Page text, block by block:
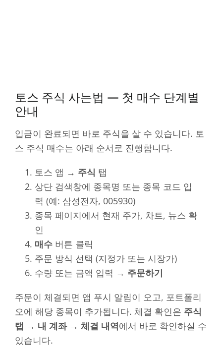
토스 주식 사는법 — 첫 매수 단계별
안내
입금이 완료되면 바로 주식을 살 수 있습니다. 토
스 주식 매수는 아래 순서로 진행합니다.
토스 앱 → 주식 탭
상단 검색창에 종목명 또는 종목 코드 입
력 (예: 삼성전자, 005930)
종목 페이지에서 현재 주가, 차트, 뉴스 확
인
매수 버튼 클릭
주문 방식 선택 (지정가 또는 시장가)
수량 또는 금액 입력 → 주문하기
주문이 체결되면 앱 푸시 알림이 오고, 포트폴리
오에 해당 종목이 추가됩니다. 체결 확인은 주식
탭 → 내 계좌 → 체결 내역에서 바로 확인하실 수
있습니다.